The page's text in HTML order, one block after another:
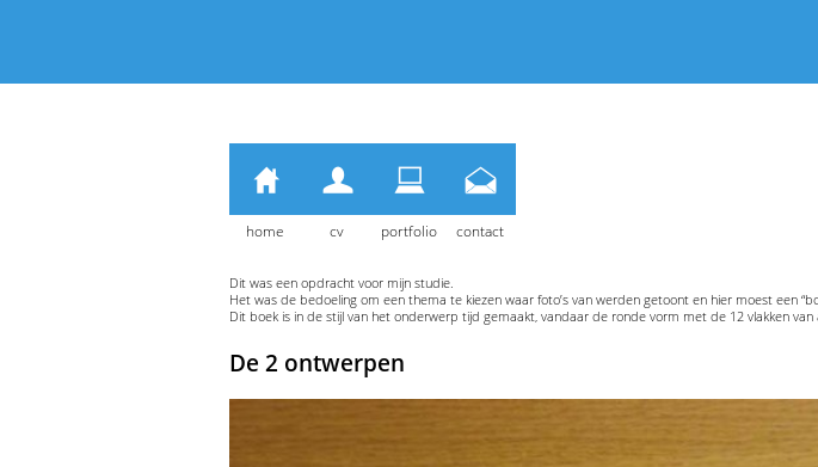
home cv portfolio contact
Dit was een opdracht voor mijn studie.
Het was de bedoeling om een thema te kiezen waar foto’s van werden getoont en hier moest een
Dit boek is in de stijl van het onderwerp tijd gemaakt, vandaar de ronde vorm met de 12 vlakken van
De 2 ontwerpen